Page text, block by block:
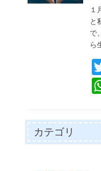
日
１
と
で
ら
カテゴリ